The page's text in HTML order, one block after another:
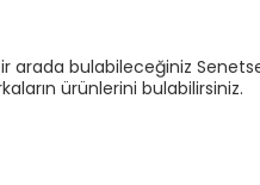
bulabileceğiniz
ürünlerini bulabilirsiniz.